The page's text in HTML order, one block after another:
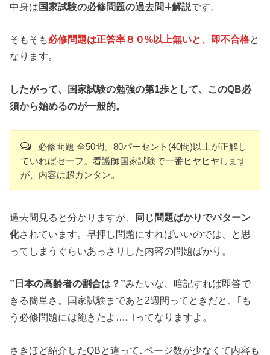
中身は 国家試験の必修問題の過去問∔解説です。
そもそも必修問題は正答率８０%以上無いと、即不合格と
なります。
したがって、国家試験の勉強の第1歩として、このQB必
須から始めるのが一般的。
必修問題 全50問。80パーセント(40問)以上が正解し
ていればセーフ。看護師国家試験で一番ヒヤヒヤします
が、内容は超カンタン。
過去問見ると分かりますが、
同じ問題ばかりでパターン
化されています。早押し問題にすればいいのでは、と思
ってしまうぐらいあっさりした内容の問題ばかり。
”日本の高齢者の割合は？”みたいな、暗記すれば即答で
きる簡単さ。国家試験まであと2週間ってときだと、｢も
う必修問題には飽きたよ…｡｣ってなりますよ。
さきほど紹介したQBと違って､ページ数が少なくて内容も